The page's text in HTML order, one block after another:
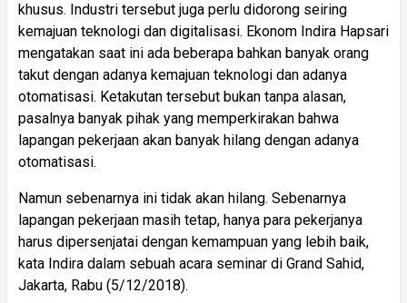
khusus. Industri tersebut juga perlu didorong seiring
kemajuan teknologi dan digitalisasi. Ekonom Indira Hapsari
mengatakan saat ini ada beberapa bahkan banyak orang
takut dengan adanya kemajuan teknologi dan adanya
otomatisasi. Ketakutan tersebut bukan tanpa alasan,
pasalnya banyak pihak yang memperkirakan bahwa
lapangan pekerjaan akan banyak hilang dengan adanya
otomatisasi.
Namun sebenarnya ini tidak akan hilang. Sebenarnya
lapangan pekerjaan masih tetap, hanya para pekerjanya
harus dipersenjatai dengan kemampuan yang lebih baik,
kata Indira dalam sebuah acara seminar di Grand Sahid,
Jakarta, Rabu (5/12/2018).